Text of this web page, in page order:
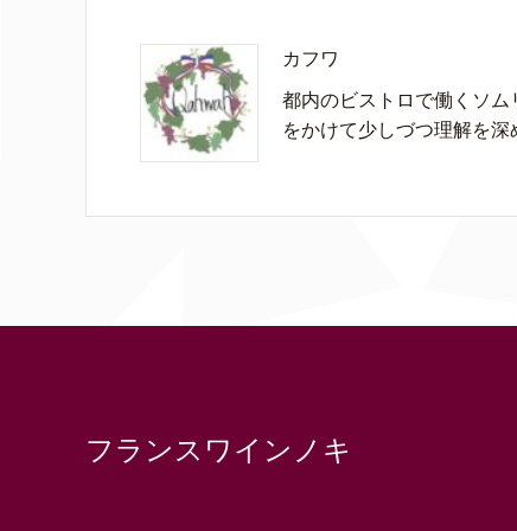
カフワ
都内のビストロで働くソ
をかけて少しづつ理解を深
フランスワインノキ